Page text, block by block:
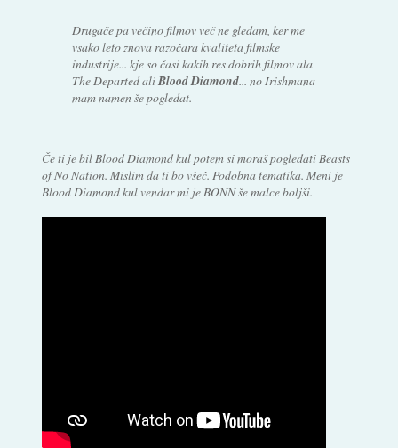
Drugače pa večino filmov več ne gledam, ker me
vsako leto znova razočara kvaliteta filmske
industrije... kje so časi kakih res dobrih filmov ala
The Departed aliBlood Diamond... no Irishmana
mam namen še pogledat.
Če ti je bil Blood Diamond kul potem si moraš pogledati Beasts
of No Nation. Mislim da ti bo všeč. Podobna tematika. Meni je
Blood Diamond kul vendar mi je BONN še malce boljši.